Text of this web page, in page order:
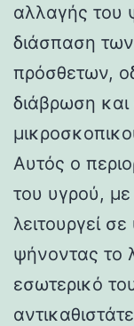
αλλαγής του
διάσπαση
πρόσθετων,
διάβρωση
Αυτός ο
του υγρού,
λειτουργεί
ψήνοντας το
εσωτερικό